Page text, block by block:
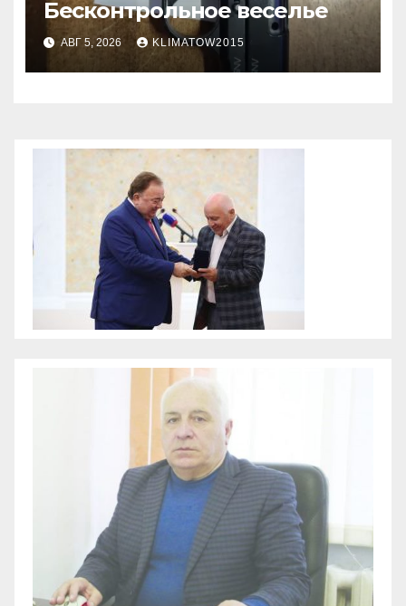
Бесконтрольное веселье
АВГ 5, 2026 KLIMATOW2015